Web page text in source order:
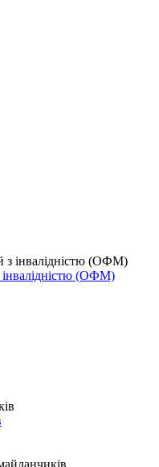
інвалідністю (ОФМ)